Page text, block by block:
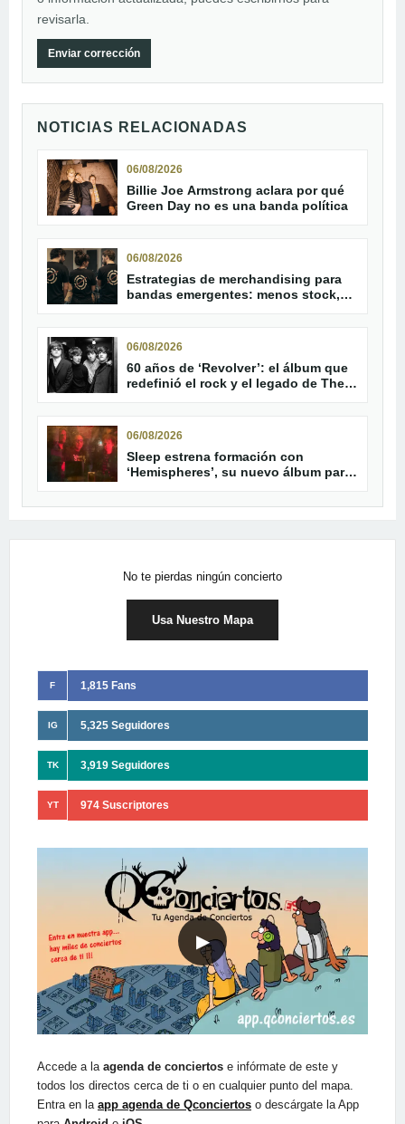
revisarla.
Enviar corrección
NOTICIAS RELACIONADAS
06/08/2026
Billie Joe Armstrong aclara por qué
Green Day no es una banda política
06/08/2026
Estrategias de merchandising para
bandas emergentes: menos stock,
06/08/2026
60 años de ‘Revolver’: el álbum que
redefinió el rock y el legado de The
06/08/2026
Sleep estrena formación con
‘Hemispheres’, su nuevo álbum para
No te pierdas ningún concierto
Usa Nuestro Mapa
F 1,815 Fans
IG 5,325 Seguidores
TK 3,919 Seguidores
YT 974 Suscriptores
▶
Accede a la agenda de conciertos e infórmate de este y
todos los directos cerca de ti o en cualquier punto del mapa.
Entra en la app agenda de Qconciertos o descárgate la App